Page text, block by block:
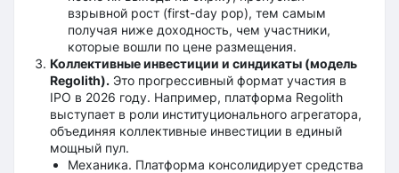
взрывной рост (first-day pop), тем самым
получая ниже доходность, чем участники,
которые вошли по цене размещения.
Коллективные инвестиции и синдикаты (модель
Regolith). Это прогрессивный формат участия в
IPO в 2026 году. Например, платформа Regolith
выступает в роли институционального агрегатора,
объединяя коллективные инвестиции в единый
мощный пул.
Механика. Платформа консолидирует средства